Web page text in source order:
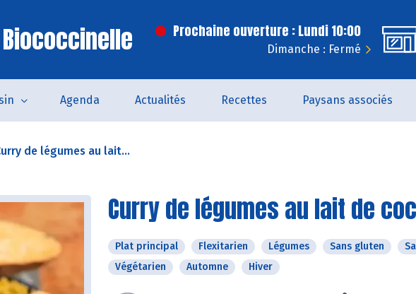
Biococcinelle Prochaine ouverture : Lundi 10:00
Dimanche : Fermé
Agenda Actualités Recettes Paysans associés
de légumes au lait...
Curry de légumes au lait de
Plat principal Flexitarien Légumes Sans gluten
Végétarien
Automne Hiver